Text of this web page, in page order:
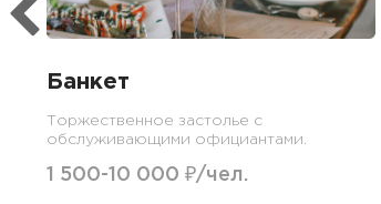
Банкет
Торжественное застолье с
обслуживающими официантами.
1 500-10 000 ₽/чел.